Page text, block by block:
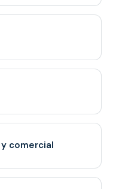
comercial